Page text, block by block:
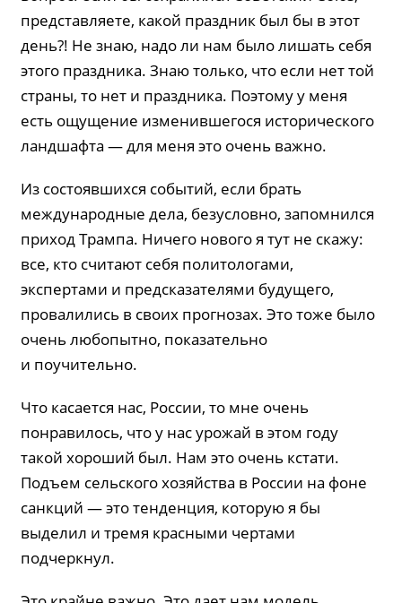
представляете, какой праздник был бы в этот
день?! Не знаю, надо ли нам было лишать себя
этого праздника. Знаю только, что если нет той
страны, то нет и праздника. Поэтому у меня
есть ощущение изменившегося исторического
ландшафта — для меня это очень важно.
Из состоявшихся событий, если брать
международные дела, безусловно, запомнился
приход Трампа. Ничего нового я тут не скажу:
все, кто считают себя политологами,
экспертами и предсказателями будущего,
провалились в своих прогнозах. Это тоже было
очень любопытно, показательно
и поучительно.
Что касается нас, России, то мне очень
понравилось, что у нас урожай в этом году
такой хороший был. Нам это очень кстати.
Подъем сельского хозяйства в России на фоне
санкций — это тенденция, которую я бы
выделил и тремя красными чертами
подчеркнул.